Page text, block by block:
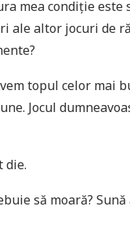
mea condiție este
ale altor jocuri de
topul celor mai
Jocul
die.
să moară?